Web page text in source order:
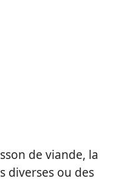
de viande, la
diverses ou des